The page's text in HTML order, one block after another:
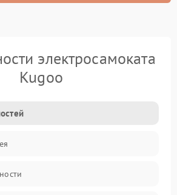
электросамоката
Kugoo